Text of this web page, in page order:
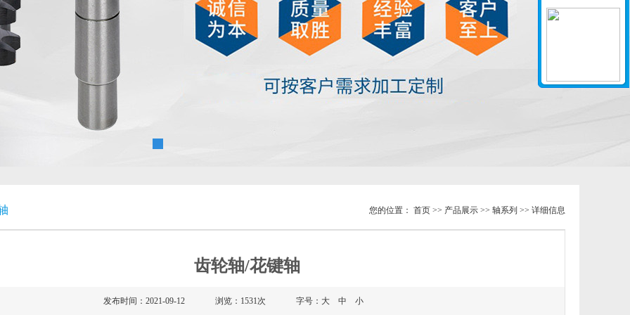
您的位置： 首页 >> 产品展示 >> 轴系列 >> 详细信息
齿轮轴/花键轴
发布时间：2021-09-12 浏览：1531次 字号： 大 中 小